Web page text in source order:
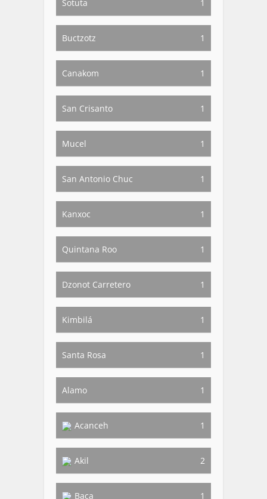
Sotuta 1
Buctzotz 1
Canakom 1
San Crisanto 1
Mucel 1
San Antonio Chuc 1
Kanxoc 1
Quintana Roo 1
Dzonot Carretero 1
Kimbilá 1
Santa Rosa 1
Alamo 1
Acanceh 1
Akil 2
Baca 1